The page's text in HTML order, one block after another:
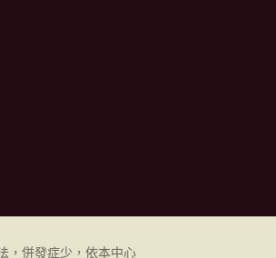
，併發症少，依本中心